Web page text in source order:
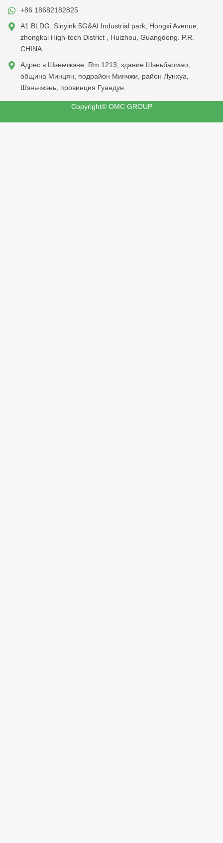
+86 18682182825
A1 BLDG, Sinyink 5G&AI Industrial park, Hongxi Avenue,
zhongkai High-tech District , Huizhou, Guangdong. P.R.
CHINA,
Адрес в Шэньчжэне: Rm 1213, здание Шэньбаомао,
община Минцян, подрайон Минчжи, район Лунхуа,
Шэньчжэнь, провинция Гуандун.
Copyright© OMC GROUP